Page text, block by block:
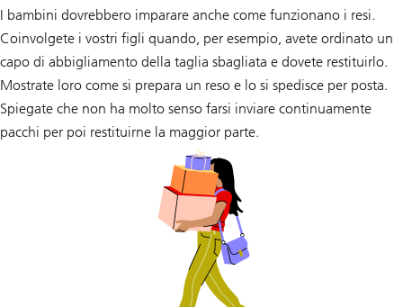
I bambini dovrebbero imparare anche come funzionano i resi.
Coinvolgete i vostri figli quando, per esempio, avete ordinato un
capo di abbigliamento della taglia sbagliata e dovete restituirlo.
Mostrate loro come si prepara un reso e lo si spedisce per posta.
Spiegate che non ha molto senso farsi inviare continuamente
pacchi per poi restituirne la maggior parte.